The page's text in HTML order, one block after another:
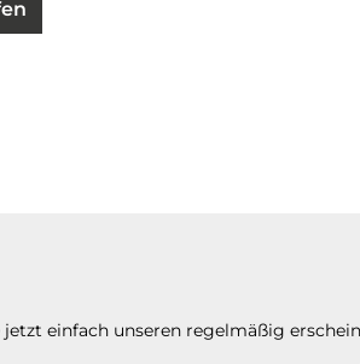
jetzt einfach unseren regelmäßig